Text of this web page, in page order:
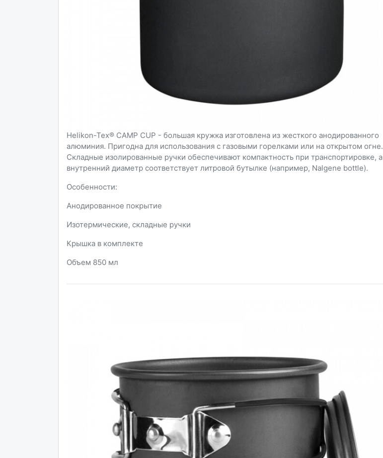
Helikon-Tex® CAMP CUP - большая кружка изготовлена из жесткого анодированного
алюминия. Пригодна для использования с газовыми горелками или на открытом огне.
Складные изолированные ручки обеспечивают компактность при транспортировке, а
внутренний диаметр соответствует литровой бутылке (например, Nalgene bottle).
Особенности:
Анодированное покрытие
Изотермические, складные ручки
Крышка в комплекте
Объем 850 мл